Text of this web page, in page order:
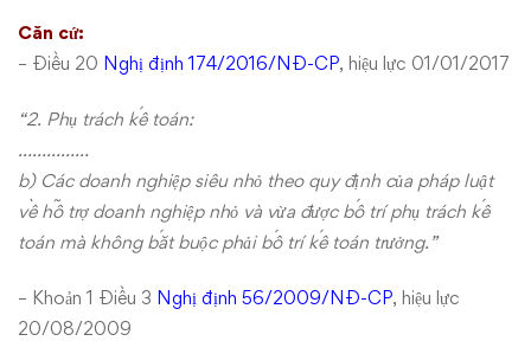
miễn
chức
danh
kế
toán
trưởng
Căn cứ:
– Điều 20 Nghị định 174/2016/NĐ-CP, hiệu lực 01/01/2017
“2. Phụ trách kế toán:
……………
b) Các doanh nghiệp siêu nhỏ theo quy định của pháp luật
về hỗ trợ doanh nghiệp nhỏ và vừa được bố trí phụ trách kế
toán mà không bắt buộc phải bố trí kế toán trưởng.”
– Khoản 1 Điều 3 Nghị định 56/2009/NĐ-CP, hiệu lực
20/08/2009